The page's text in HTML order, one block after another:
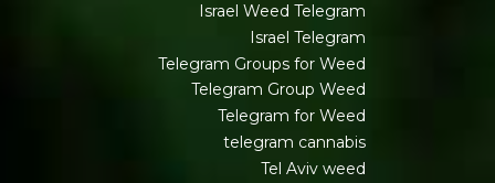
Israel Weed Telegram
Israel Telegram
Telegram Groups for Weed
Telegram Group Weed
Telegram for Weed
telegram cannabis
Tel Aviv weed